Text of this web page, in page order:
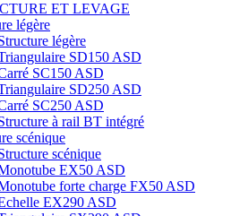
ET LEVAGE
légère
légère
SD150 ASD
SC150 ASD
SD250 ASD
SC250 ASD
à rail BT intégré
scénique
scénique
EX50 ASD
forte charge FX50 ASD
EX290 ASD